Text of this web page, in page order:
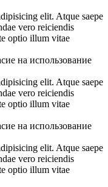
elit. Atque saepe
vero reiciendis
optio illum vitae
на использование
elit. Atque saepe
vero reiciendis
optio illum vitae
на использование
elit. Atque saepe
vero reiciendis
optio illum vitae